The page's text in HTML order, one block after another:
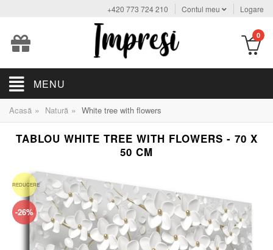
+420 773 724 210 Contul meu Logare
0
MENU
Acasă » Natură » White tree with flowers
TABLOU WHITE TREE WITH FLOWERS - 70 X
50 CM
REDUCERE
-26%